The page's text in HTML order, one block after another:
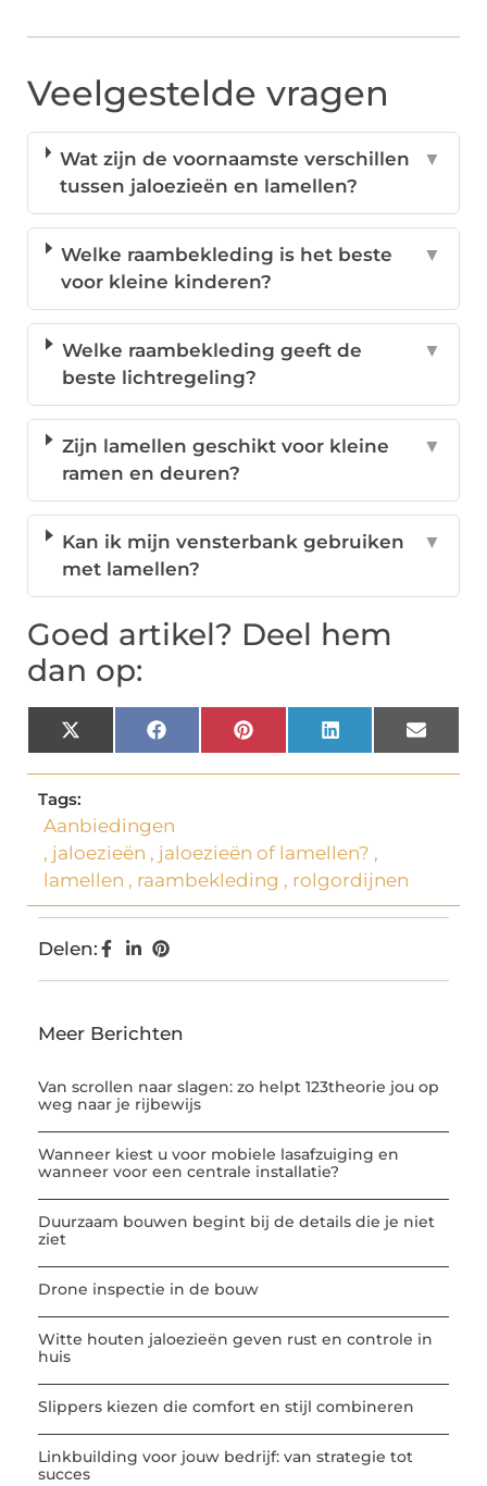
Veelgestelde vragen
Wat zijn de voornaamste verschillen
tussen jaloezieën en lamellen?
▼
Welke raambekleding is het beste
voor kleine kinderen?
▼
Welke raambekleding geeft de
beste lichtregeling?
▼
Zijn lamellen geschikt voor kleine
ramen en deuren?
▼
Kan ik mijn vensterbank gebruiken
met lamellen?
▼
Goed artikel? Deel hem
dan op:
X
(Twitter)
FacebookPinterestLinkedInEmail
Tags:
Aanbiedingen
, jaloezieën , jaloezieën of lamellen? ,
lamellen , raambekleding , rolgordijnen
Delen:
Meer Berichten
Van scrollen naar slagen: zo helpt 123theorie jou op
weg naar je rijbewijs
Wanneer kiest u voor mobiele lasafzuiging en
wanneer voor een centrale installatie?
Duurzaam bouwen begint bij de details die je niet
ziet
Drone inspectie in de bouw
Witte houten jaloezieën geven rust en controle in
huis
Slippers kiezen die comfort en stijl combineren
Linkbuilding voor jouw bedrijf: van strategie tot
succes